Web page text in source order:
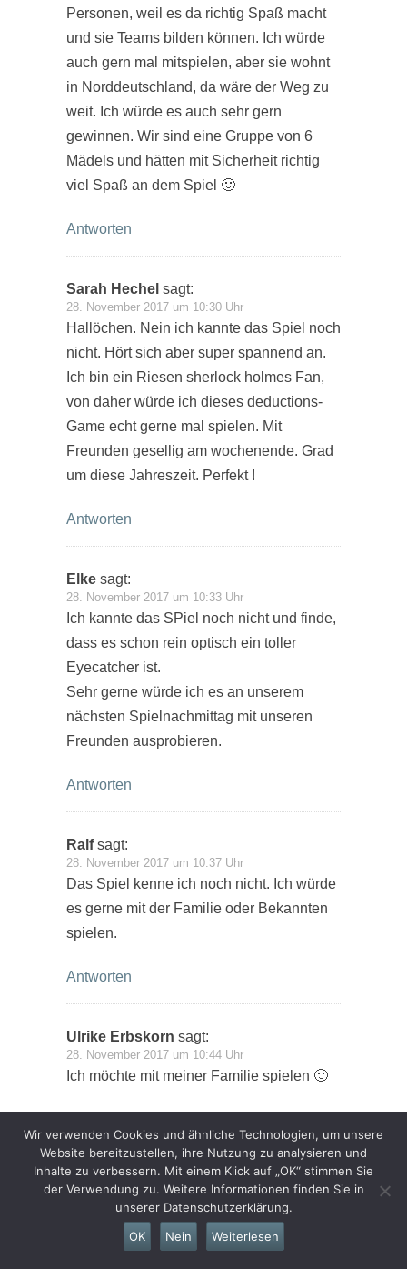
Personen, weil es da richtig Spaß macht
und sie Teams bilden können. Ich würde
auch gern mal mitspielen, aber sie wohnt
in Norddeutschland, da wäre der Weg zu
weit. Ich würde es auch sehr gern
gewinnen. Wir sind eine Gruppe von 6
Mädels und hätten mit Sicherheit richtig
viel Spaß an dem Spiel 🙂
Antworten
Sarah Hechel sagt:
28. November 2017 um 10:30 Uhr
Hallöchen. Nein ich kannte das Spiel noch
nicht. Hört sich aber super spannend an.
Ich bin ein Riesen sherlock holmes Fan,
von daher würde ich dieses deductions-
Game echt gerne mal spielen. Mit
Freunden gesellig am wochenende. Grad
um diese Jahreszeit. Perfekt !
Antworten
Elke sagt:
28. November 2017 um 10:33 Uhr
Ich kannte das SPiel noch nicht und finde,
dass es schon rein optisch ein toller
Eyecatcher ist.
Sehr gerne würde ich es an unserem
nächsten Spielnachmittag mit unseren
Freunden ausprobieren.
Antworten
Ralf sagt:
28. November 2017 um 10:37 Uhr
Das Spiel kenne ich noch nicht. Ich würde
es gerne mit der Familie oder Bekannten
spielen.
Antworten
Ulrike Erbskorn sagt:
28. November 2017 um 10:44 Uhr
Ich möchte mit meiner Familie spielen 🙂
Raimund sagt:
28. November 2017 um 10:53 Uhr
Das Spiel kenne ich noch gar nicht. Es
würde ideal zu unserem nächsten
Wir verwenden Cookies und ähnliche Technologien, um unsere
Website bereitzustellen, ihre Nutzung zu analysieren und
Inhalte zu verbessern. Mit einem Klick auf „OK“ stimmen Sie
der Verwendung zu. Weitere Informationen finden Sie in
unserer Datenschutzerklärung.
OK
Nein Weiterlesen